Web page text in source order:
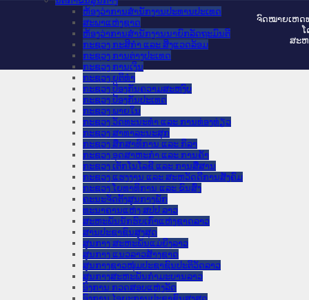
ຫ້ອງວ່າການສໍານັກງານປະທານປະເທດ
ສະພາແຫ່ງຊາດ
ຫ້ອງວ່າການສຳນັກງານນາຍົກລັດຖະມົນຕີ
ກະຊວງ ກະສິກຳ ແລະ ສິ່ງແວດລ້ອມ
ກະຊວງ ການຕ່າງປະເທດ
ກະຊວງ ການເງິນ
ກະຊວງ ຍຸຕິທໍາ
ກະຊວງ ປ້ອງກັນຄວາມສະຫງົບ
ກະຊວງ ປ້ອງກັນປະເທດ
ກະຊວງ ພາຍໃນ
ກະຊວງ ວັດທະນະທຳ ແລະ ການທ່ອງທ່ຽວ
ກະຊວງ ສາທາລະນະສຸກ
ກະຊວງ ສຶກສາທິການ ແລະ ກິລາ
ກະຊວງ ອຸດສາຫະກຳ ແລະ ການຄ້າ
ກະຊວງ ເຕັກໂນໂລຊີ ແລະ ການສື່ສານ
ກະຊວງ ແຮງງານ ແລະ ສະຫວັດດີການສັງຄົມ
ກະຊວງ ໂຍທາທິການ ແລະ ຂົນສົ່ງ
ຄະນະຈັດຕັ້ງສູນກາງພັກ
ທະນາຄານແຫ່ງ ສປປ ລາວ
ສະຫະພັນນັກຮົບເກົ່າແຫ່ງຊາດລາວ
ສານປະຊາຊົນສູງສຸດ
ສູນກາງ ສະຫະພັນແມ່ຍິງລາວ
ສູນກາງ ແນວລາວສ້າງຊາດ
ສູນກາງຊາວໜຸ່ມປະຊາຊົນປະຕິວັດລາວ
ສູນກາງສະຫະພັນກຳມະບານລາວ
ອົງການ ກວດສອບແຫ່ງລັດ
ຈົດ​ໝາຍ​ເຫດ​
ສະ​ຫ